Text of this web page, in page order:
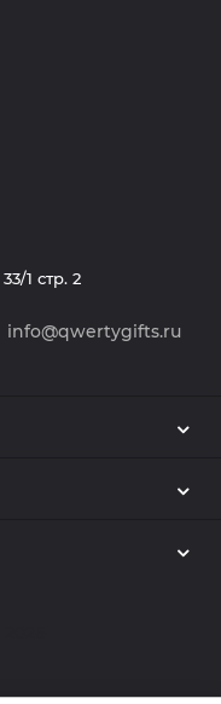
1 стр. 2
info@qwertygifts.ru
и политикой